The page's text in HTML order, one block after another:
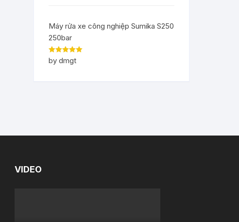
Máy rửa xe công nghiệp Sumika S250
250bar
Rated5out
of 5
by dmgt
VIDEO